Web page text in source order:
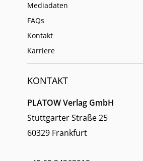
Mediadaten
FAQs
Kontakt
Karriere
KONTAKT
PLATOW Verlag GmbH
Stuttgarter Straße 25
60329 Frankfurt